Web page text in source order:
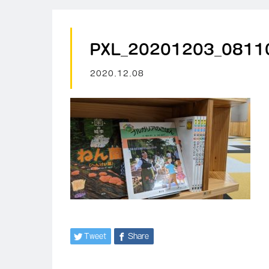
2020.12.08
Tweet Share